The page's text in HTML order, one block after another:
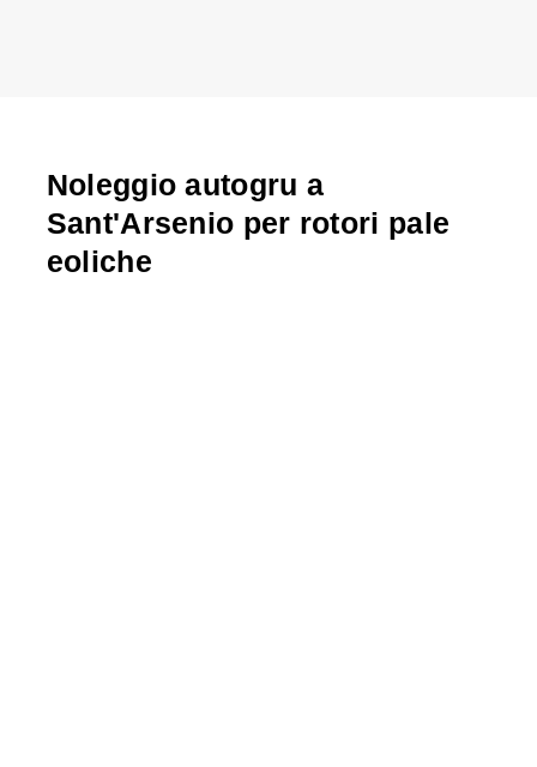
Noleggio autogru a
Sant'Arsenio per rotori pale
eoliche